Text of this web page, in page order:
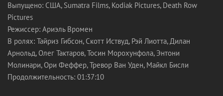
Выпущено: США, Sumatra Films, Kodiak Pictures, Death Row
Pictures
Режиссер: Ариэль Вромен
В ролях: Тайриз Гибсон, Скотт Иствуд, Рэй Лиотта, Дилан
Арнольд, Олег Тактаров, Тосин Морохунфола, Энтони
Молинари, Ори Феффер, Тревор Ван Уден, Майкл Бисли
Продолжительность: 01:37:10